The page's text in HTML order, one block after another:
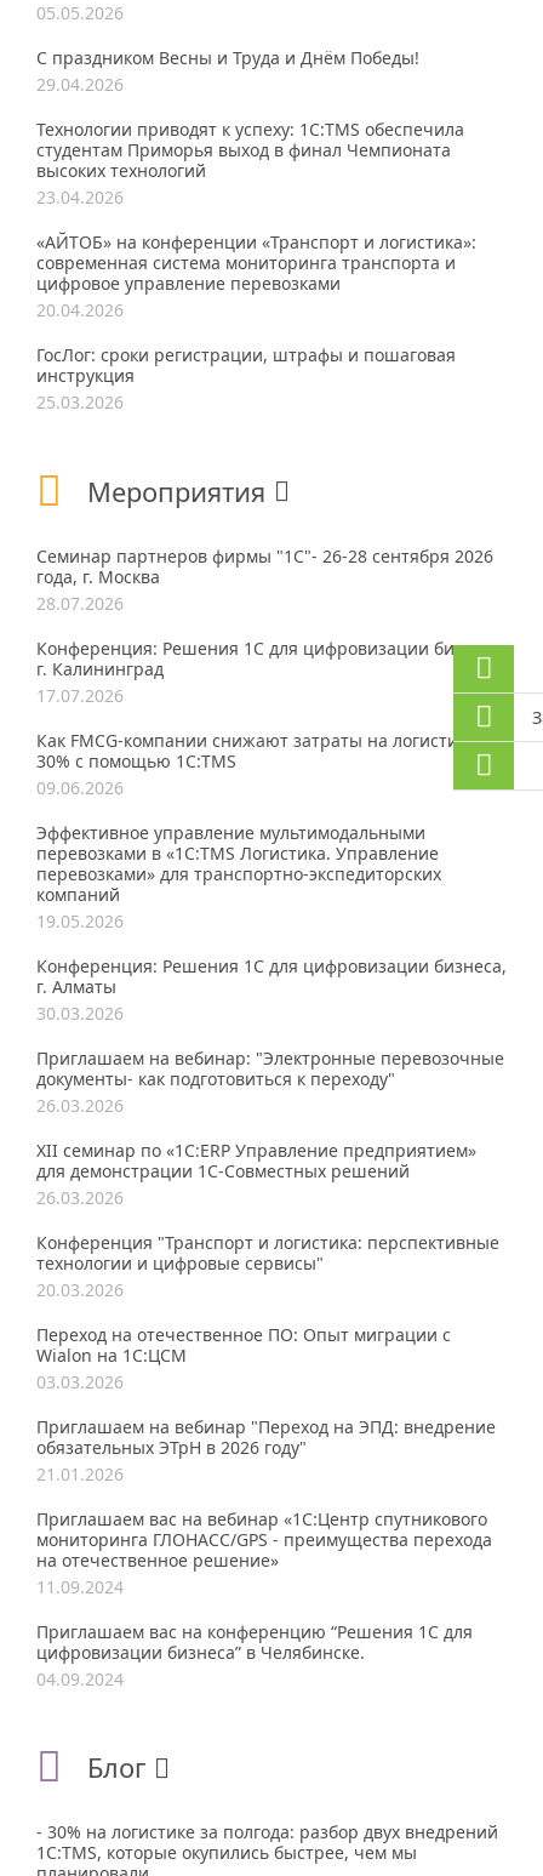
05.05.2026
С праздником Весны и Труда и Днём Победы!
29.04.2026
Технологии приводят к успеху: 1С:TMS обеспечила
студентам Приморья выход в финал Чемпионата
высоких технологий
23.04.2026
«АЙТОБ» на конференции «Транспорт и логистика»:
современная система мониторинга транспорта и
цифровое управление перевозками
20.04.2026
ГосЛог: сроки регистрации, штрафы и пошаговая
инструкция
25.03.2026
Мероприятия
Семинар партнеров фирмы "1С"- 26-28 сентября 2026
года, г. Москва
28.07.2026
Конференция: Решения 1С для цифровизации бизнеса,
г. Калининград
17.07.2026
Как FMCG-компании снижают затраты на логистику до
30% с помощью 1С:TMS
09.06.2026
Эффективное управление мультимодальными
перевозками в «1С:TMS Логистика. Управление
перевозками» для транспортно-экспедиторских
компаний
19.05.2026
Конференция: Решения 1С для цифровизации бизнеса,
г. Алматы
30.03.2026
Приглашаем на вебинар: "Электронные перевозочные
документы- как подготовиться к переходу"
26.03.2026
XII семинар по «1С:ERP Управление предприятием»
для демонстрации 1C-Совместных решений
26.03.2026
Конференция "Транспорт и логистика: перспективные
технологии и цифровые сервисы"
20.03.2026
Переход на отечественное ПО: Опыт миграции с
Wialon на 1С:ЦСМ
03.03.2026
Приглашаем на вебинар "Переход на ЭПД: внедрение
обязательных ЭТрН в 2026 году"
21.01.2026
Приглашаем вас на вебинар «1С:Центр спутникового
мониторинга ГЛОНАСС/GPS - преимущества перехода
на отечественное решение»
11.09.2024
Приглашаем вас на конференцию “Решения 1С для
цифровизации бизнеса” в Челябинске.
04.09.2024
Блог
- 30% на логистике за полгода: разбор двух внедрений
1С:TMS, которые окупились быстрее, чем мы